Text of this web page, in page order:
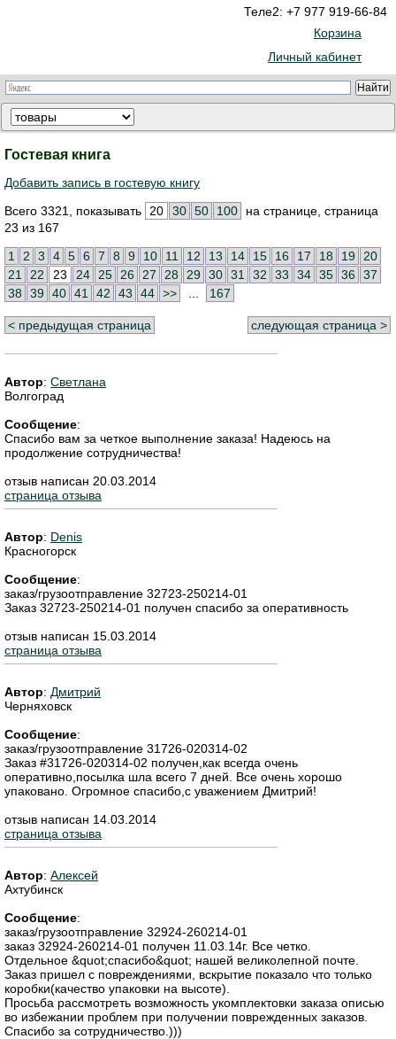
Теле2: +7 977 919-66-84
Корзина
Личный кабинет
Гостевая книга
Добавить запись в гостевую книгу
Всего 3321, показывать
20 30 50 100
на странице, страница
23 из 167
1
2 3 4 5 6 7 8 9 10 11 12 13 14 15 16 17 18 19
20
21
22 23 24 25 26 27 28 29 30 31 32 33 34 35 36
37
38
39 40 41 42 43 44 >> 167
< предыдущая страница следующая страница >
Автор: Светлана
Волгоград
Сообщение:
Спасибо вам за четкое выполнение заказа! Надеюсь на
продолжение сотрудничества!
отзыв написан 20.03.2014
страница отзыва
Автор: Denis
Красногорск
Сообщение:
заказ/грузоотправление 32723-250214-01
Заказ 32723-250214-01 получен спасибо за оперативность
отзыв написан 15.03.2014
страница отзыва
Автор: Дмитрий
Черняховск
Сообщение:
заказ/грузоотправление 31726-020314-02
Заказ #31726-020314-02 получен,как всегда очень
оперативно,посылка шла всего 7 дней. Все очень хорошо
упаковано. Огромное спасибо,с уважением Дмитрий!
отзыв написан 14.03.2014
страница отзыва
Автор: Алексей
Ахтубинск
Сообщение:
заказ/грузоотправление 32924-260214-01
заказ 32924-260214-01 получен 11.03.14г. Все четко.
Отдельное &quot;спасибо&quot; нашей великолепной почте.
Заказ пришел с повреждениями, вскрытие показало что только
коробки(качество упаковки на высоте).
Просьба рассмотреть возможность укомплектовки заказа описью
во избежании проблем при получении поврежденных заказов.
Спасибо за сотрудничество.)))